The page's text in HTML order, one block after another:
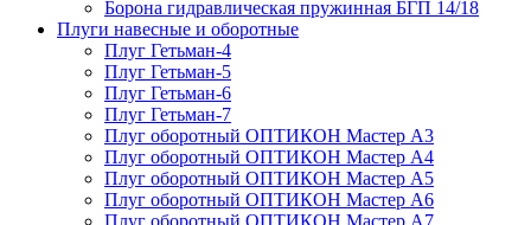
Борона гидравлическая пружинная БГП 14/18
Плуги навесные и оборотные
Плуг Гетьман-4
Плуг Гетьман-5
Плуг Гетьман-6
Плуг Гетьман-7
Плуг оборотный ОПТИКОН Мастер А3
Плуг оборотный ОПТИКОН Мастер А4
Плуг оборотный ОПТИКОН Мастер А5
Плуг оборотный ОПТИКОН Мастер А6
Плуг оборотный ОПТИКОН Мастер А7